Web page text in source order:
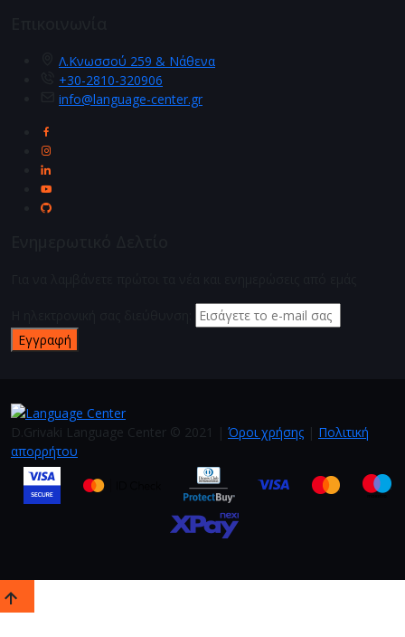
Λ.Κνωσσού 259 & Νάθενα
+30-2810-320906
info@language-center.gr
Εγγραφή
D.Grivaki Language Center © 2021 | Όροι χρήσης | Πολιτική
απορρήτου